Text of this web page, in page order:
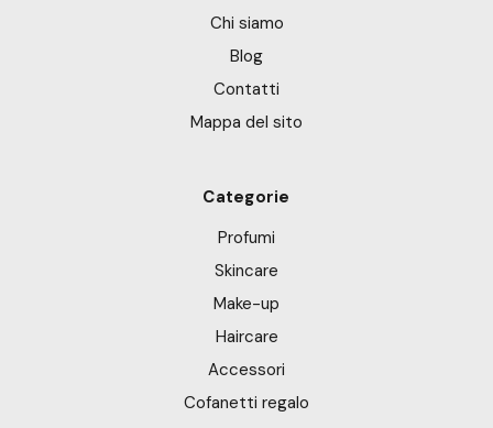
Chi siamo
Blog
Contatti
Mappa del sito
Categorie
Profumi
Skincare
Make-up
Haircare
Accessori
Cofanetti regalo